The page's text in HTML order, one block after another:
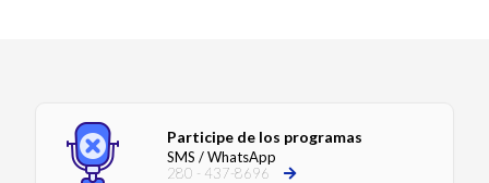
Participe de los programas
SMS / WhatsApp
280 - 437-8696